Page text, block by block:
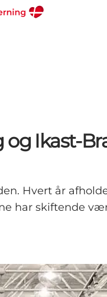
Ikast-
Hvert år
har skiftende